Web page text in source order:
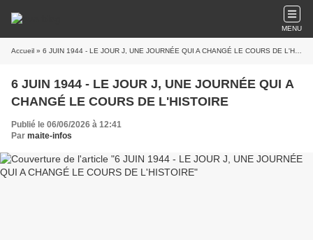
MENU
Accueil » 6 JUIN 1944 - LE JOUR J, UNE JOURNÉE QUI A CHANGÉ LE COURS DE L'HISTOIRE
6 JUIN 1944 - LE JOUR J, UNE JOURNÉE QUI A
CHANGÉ LE COURS DE L'HISTOIRE
Publié le 06/06/2026 à 12:41
Par maite-infos